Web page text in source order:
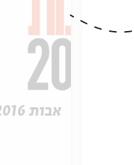
אבות 2016